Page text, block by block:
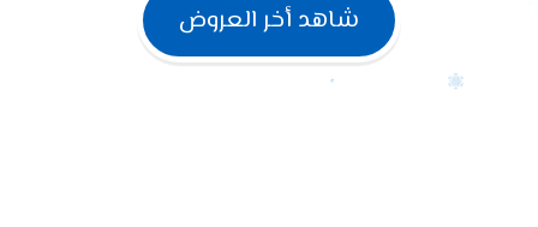
شاهد أخر العروض